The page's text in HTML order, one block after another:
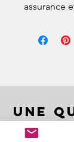
assurance
UNE
A